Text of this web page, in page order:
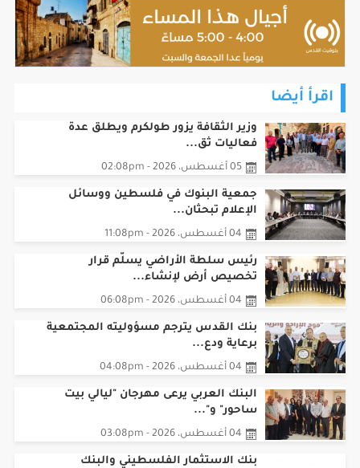
اقرأ أيضا
وزير الثقافة يزور طولكرم ويطلق عدة
فعاليات ثق...
05 أغسطس، 2026 - 02:08pm
جمعية البنوك في فلسطين ووسائل
الإعلام تبحثان...
04 أغسطس، 2026 - 11:08pm
رئيس سلطة الأراضي يسلّم قرار
تخصيص أرض لإنشاء...
04 أغسطس، 2026 - 06:08pm
بنك القدس يترجم مسؤوليته المجتمعية
برعاية ودع...
04 أغسطس، 2026 - 04:08pm
البنك العربي يرعى مهرجان "ليالي بيت
ساحور" و"...
04 أغسطس، 2026 - 03:08pm
بنك الاستثمار الفلسطيني والبنك